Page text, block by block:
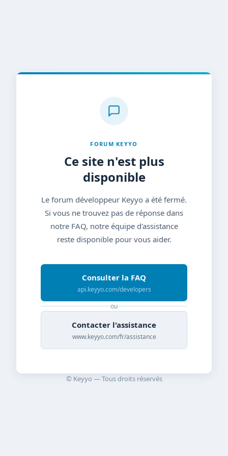
FORUM KEYYO
Ce site n'est plus
disponible
Le forum développeur Keyyo a été fermé.
Si vous ne trouvez pas de réponse dans
notre FAQ, notre équipe d'assistance
reste disponible pour vous aider.
Consulter la FAQ
api.keyyo.com/developers
ou
Contacter l'assistance
www.keyyo.com/fr/assistance
© Keyyo — Tous droits réservés